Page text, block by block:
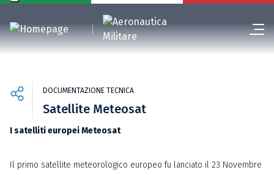
DOCUMENTAZIONE TECNICA
Satellite Meteosat
I satelliti europei Meteosat
Il primo satellite meteorologico europeo fu lanciato il 23 Novembre